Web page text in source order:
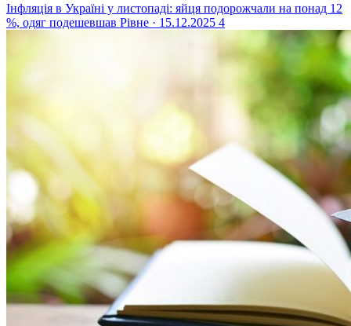
Інфляція в Україні у листопаді: яйця подорожчали на понад 12
%, одяг подешевшав Рівне · 15.12.2025 4